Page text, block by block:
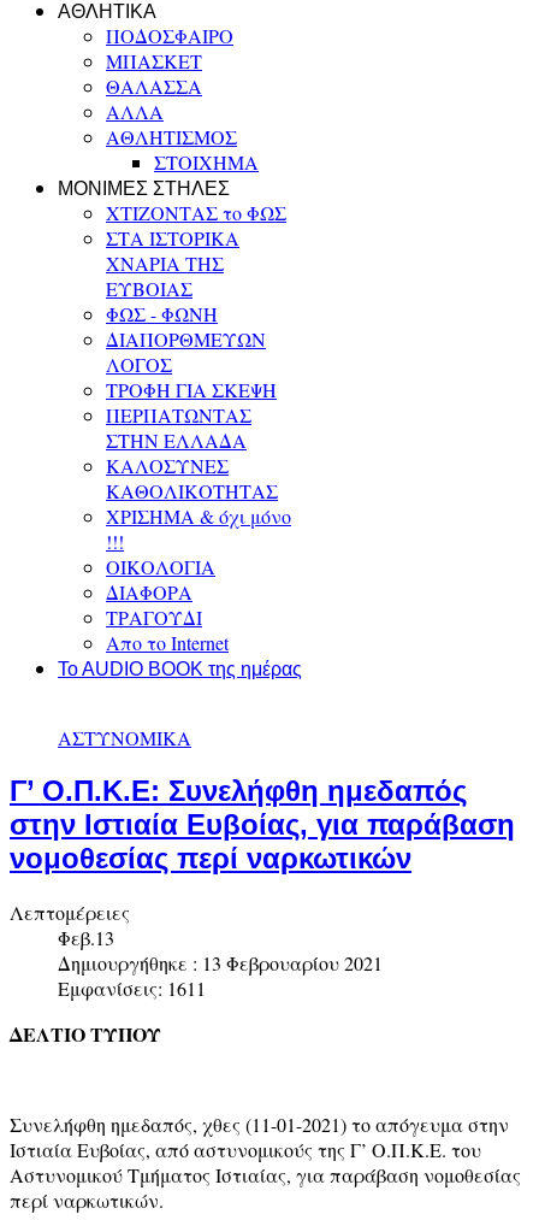
ΑΘΛΗΤΙΚΑ
ΠΟΔΟΣΦΑΙΡΟ
ΜΠΑΣΚΕΤ
ΘΑΛΑΣΣΑ
ΑΛΛΑ
ΑΘΛΗΤΙΣΜΟΣ
ΣΤΟΙΧΗΜΑ
ΜΟΝΙΜΕΣ ΣΤΗΛΕΣ
ΧΤΙΖΟΝΤΑΣ το ΦΩΣ
ΣΤΑ ΙΣΤΟΡΙΚΑ
ΧΝΑΡΙΑ ΤΗΣ
ΕΥΒΟΙΑΣ
ΦΩΣ - ΦΩΝΗ
ΔΙΑΠΟΡΘΜΕΥΩΝ
ΛΟΓΟΣ
ΤΡΟΦΗ ΓΙΑ ΣΚΕΨΗ
ΠΕΡΠΑΤΩΝΤΑΣ
ΣΤΗΝ ΕΛΛΑΔΑ
ΚΑΛΟΣΥΝΕΣ
ΚΑΘΟΛΙΚΟΤΗΤΑΣ
ΧΡΙΣΗΜΑ & όχι μόνο
!!!
ΟΙΚΟΛΟΓΙΑ
ΔΙΑΦΟΡΑ
ΤΡΑΓΟΥΔΙ
Απο το Internet
To AUDIO BOOK της ημέρας
ΑΣΤΥΝΟΜΙΚΑ
Γ’ Ο.Π.Κ.Ε: Συνελήφθη ημεδαπός
στην Ιστιαία Ευβοίας, για παράβαση
νομοθεσίας περί ναρκωτικών
Λεπτομέρειες
Φεβ.13
Δημιουργήθηκε : 13 Φεβρουαρίου 2021
Εμφανίσεις: 1611
ΔΕΛΤΙΟ ΤΥΠΟΥ
Συνελήφθη ημεδαπός, χθες (11-01-2021) το απόγευμα στην
Ιστιαία Ευβοίας, από αστυνομικούς της Γ’ Ο.Π.Κ.Ε. του
Αστυνομικού Τμήματος Ιστιαίας, για παράβαση νομοθεσίας
περί ναρκωτικών.